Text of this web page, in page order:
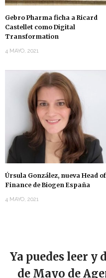
Gebro Pharma ficha a Ricard
Castellet como Digital
Transformation
4 MAYO, 2021
Úrsula González, nueva Head of
Finance de Biogen España
4 MAYO, 2021
Ya puedes leer y
de Mayo de